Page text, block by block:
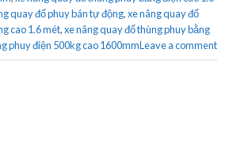
quay đổ phuy bán tự động,xe nâng quay đổ
cao 1.6 mét,xe nâng quay đổ thùng phuy bằng
phuy điện 500kg cao 1600mmLeave a comment